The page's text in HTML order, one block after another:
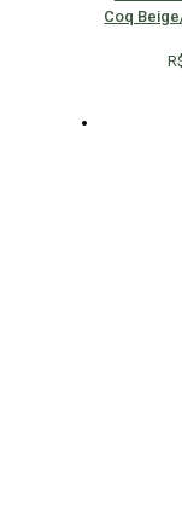
Coq